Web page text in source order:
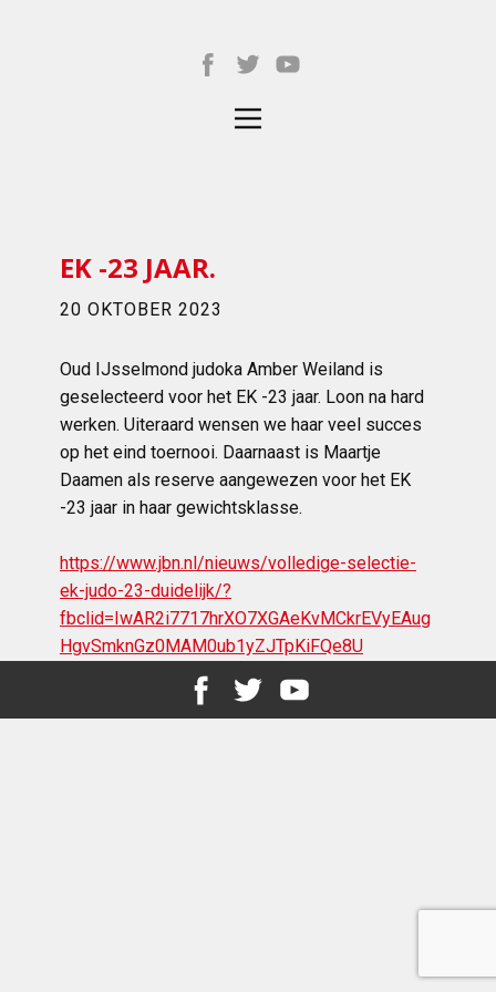
EK -23 JAAR.
20 OKTOBER 2023
Oud IJsselmond judoka Amber Weiland is
geselecteerd voor het EK -23 jaar. Loon na hard
werken. Uiteraard wensen we haar veel succes
op het eind toernooi. Daarnaast is Maartje
Daamen als reserve aangewezen voor het EK
-23 jaar in haar gewichtsklasse.
https://www.jbn.nl/nieuws/volledige-selectie-
ek-judo-23-duidelijk/?
fbclid=IwAR2i7717hrXO7XGAeKvMCkrEVyEAug
HgvSmknGz0MAM0ub1yZJTpKiFQe8U